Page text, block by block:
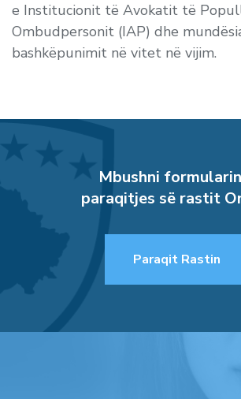
e Institucionit të Avokatit të
Ombudpersonit (IAP) dhe
bashkëpunimit në vitet në vijim.
Mbushni
paraqitjes së rastit
Paraqit Rastin